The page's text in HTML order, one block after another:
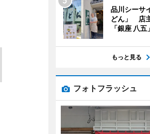
品川シーサ
どん」 店
「銀座 八
もっと見る
フォトフラッシュ